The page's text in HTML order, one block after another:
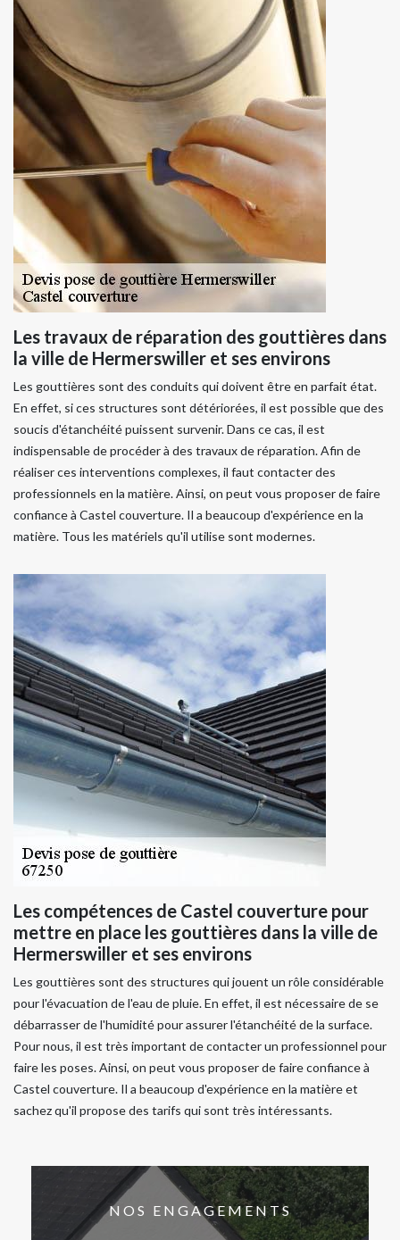
Les travaux de réparation des gouttières dans
la ville de Hermerswiller et ses environs
Les gouttières sont des conduits qui doivent être en parfait état.
En effet, si ces structures sont détériorées, il est possible que des
soucis d'étanchéité puissent survenir. Dans ce cas, il est
indispensable de procéder à des travaux de réparation. Afin de
réaliser ces interventions complexes, il faut contacter des
professionnels en la matière. Ainsi, on peut vous proposer de faire
confiance à Castel couverture. Il a beaucoup d'expérience en la
matière. Tous les matériels qu'il utilise sont modernes.
Les compétences de Castel couverture pour
mettre en place les gouttières dans la ville de
Hermerswiller et ses environs
Les gouttières sont des structures qui jouent un rôle considérable
pour l'évacuation de l'eau de pluie. En effet, il est nécessaire de se
débarrasser de l'humidité pour assurer l'étanchéité de la surface.
Pour nous, il est très important de contacter un professionnel pour
faire les poses. Ainsi, on peut vous proposer de faire confiance à
Castel couverture. Il a beaucoup d'expérience en la matière et
sachez qu'il propose des tarifs qui sont très intéressants.
NOS ENGAGEMENTS